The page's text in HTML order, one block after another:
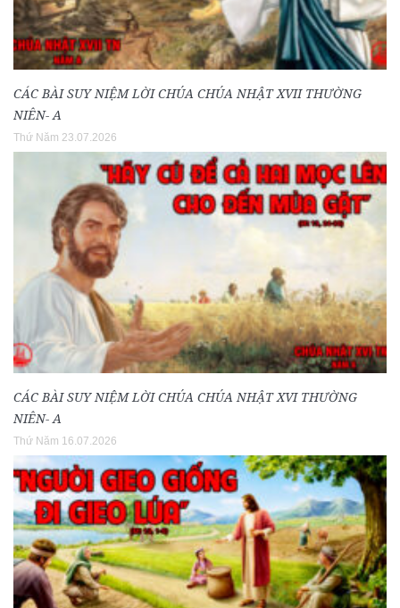
CÁC BÀI SUY NIỆM LỜI CHÚA CHÚA NHẬT XVII THƯỜNG
NIÊN- A
Thứ Năm 23.07.2026
CÁC BÀI SUY NIỆM LỜI CHÚA CHÚA NHẬT XVI THƯỜNG
NIÊN- A
Thứ Năm 16.07.2026